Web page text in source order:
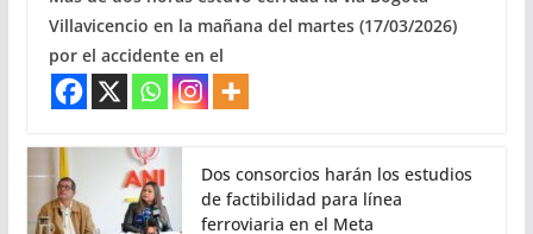
Villavicencio en la mañana del martes (17/03/2026)
por el accidente en el
Dos consorcios harán los estudios
de factibilidad para línea
ferroviaria en el Meta